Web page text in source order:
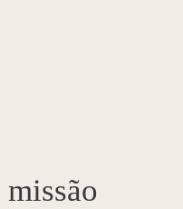
missão